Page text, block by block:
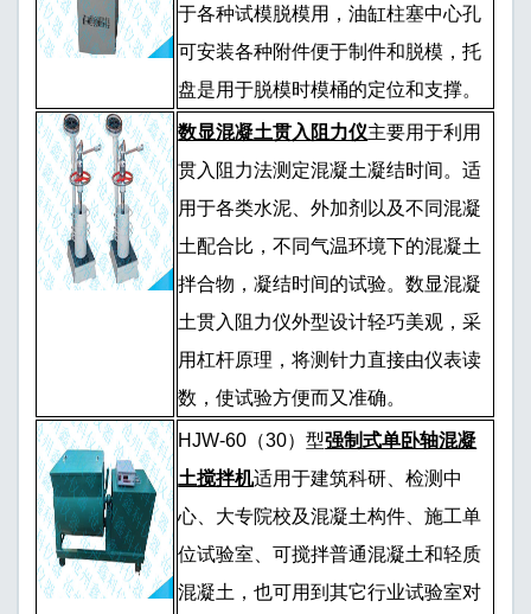
于各种试模脱模用，油缸柱塞中心孔
可安装各种附件便于制件和脱模，托
盘是用于脱模时模桶的定位和支撑。
数显混凝土贯入阻力仪主要用于利用
贯入阻力法测定混凝土凝结时间。适
用于各类水泥、外加剂以及不同混凝
土配合比，不同气温环境下的混凝土
拌合物，凝结时间的试验。数显混凝
土贯入阻力仪外型设计轻巧美观，采
用杠杆原理，将测针力直接由仪表读
数，使试验方便而又准确。
HJW-60（30）型强制式单卧轴混凝
土搅拌机适用于建筑科研、检测中
心、大专院校及混凝土构件、施工单
位试验室、可搅拌普通混凝土和轻质
混凝土，也可用到其它行业试验室对